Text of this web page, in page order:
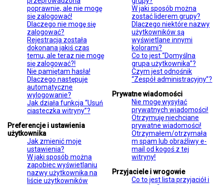
poprawnie, ale nie mogę
się zalogować!
Dlaczego nie mogę się
zalogować?
Rejestracja została
dokonana jakiś czas
temu, ale teraz nie mogę
się zalogować?!
Nie pamiętam hasła!
Dlaczego następuje
automatyczne
wylogowanie?
Jak działa funkcja “Usuń
ciasteczka witryny”?
Preferencje i ustawienia
użytkownika
Jak zmienić moje
ustawienia?
W jaki sposób można
zapobiec wyświetlaniu
nazwy użytkownika na
liście użytkowników
W jaki sposób można
zostać liderem grupy?
Dlaczego niektóre nazwy
użytkowników są
wyświetlane innymi
kolorami?
Co to jest “Domyślna
grupa użytkownika”?
Czym jest odnośnik
“Zespół administracyjny”?
Prywatne wiadomości
Nie mogę wysyłać
prywatnych wiadomości!
Otrzymuję niechciane
prywatne wiadomości!
Otrzymałem/otrzymała
m spam lub obraźliwy e-
mail od kogoś z tej
witryny!
Przyjaciele i wrogowie
Co to jest lista przyjaciół i